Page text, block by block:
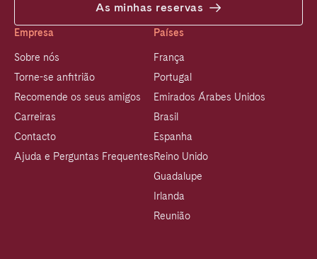
As minhas reservas
Empresa
Sobre nós
Torne-se anfitrião
Recomende os seus amigos
Carreiras
Contacto
Ajuda e Perguntas Frequentes
Países
França
Portugal
Emirados Árabes Unidos
Brasil
Espanha
Reino Unido
Guadalupe
Irlanda
Reunião